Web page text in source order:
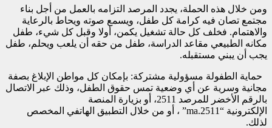
ومن خلال هذه الحملة، يجدد المرصد التزامه بالعمل من أجل بناء
مجتمع تصان فيه كرامة كل طفل، ويسمع صوته ويحاط بالرعاية
والاهتمام. فخلف كل حالة تشغيل يكمن، أولا وقبل كل شيء، طفل
مكانه الطبيعي مقاعد الدراسة، طفل من حقه أن يلعب ويحلم، طفل
يجب أن يبني مستقبله.
حماية الطفولة مسؤولية مشتركة: بإمكان كل مواطن الإبلاغ بصفة
مجانية وسرية عن أي وضعية تمس حقوق الطفل، وذلك عبر الاتصال
بالرقم الأخضر للمرصد 2511، أو بزيارة المنصة
الإلكترونية “2511.ma” ، أو من خلال التطبيق الهاتفي المخصص
لذلك.